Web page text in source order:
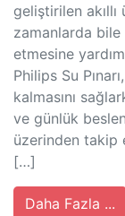
geliştirilen
zamanlarda
etmesine
Philips Su
kalmasını
ve günlük
üzerinden takip
[…]
Daha Fazla ...